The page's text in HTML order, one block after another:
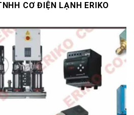
CƠ ĐIỆN LẠNH ERIKO